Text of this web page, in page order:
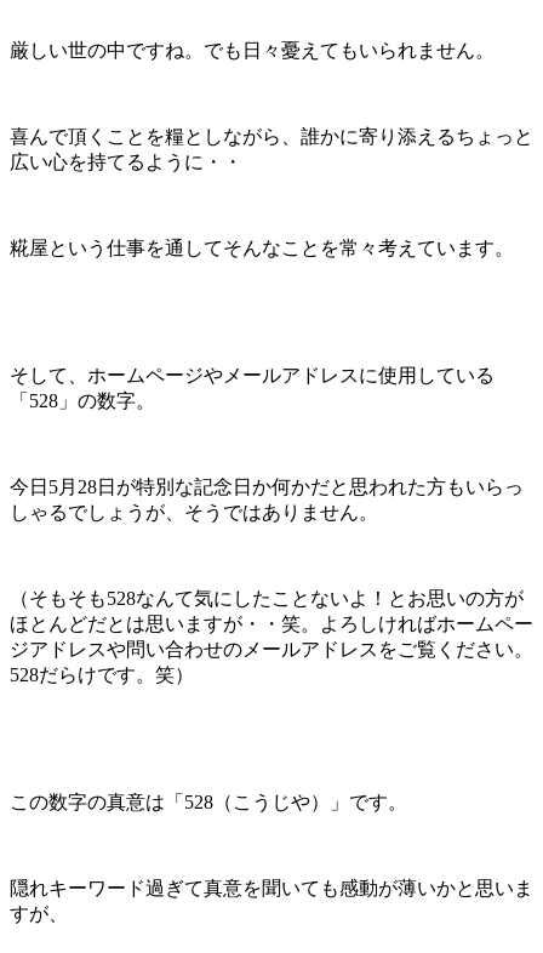
厳しい世の中ですね。でも日々憂えてもいられません。
喜んで頂くことを糧としながら、誰かに寄り添えるちょっと
広い心を持てるように・・
糀屋という仕事を通してそんなことを常々考えています。
そして、ホームページやメールアドレスに使用している
「528」の数字。
今日5月28日が特別な記念日か何かだと思われた方もいらっ
しゃるでしょうが、そうではありません。
（そもそも528なんて気にしたことないよ！とお思いの方が
ほとんどだとは思いますが・・笑。よろしければホームペー
ジアドレスや問い合わせのメールアドレスをご覧ください。
528だらけです。笑）
この数字の真意は「528（こうじや）」です。
隠れキーワード過ぎて真意を聞いても感動が薄いかと思いま
すが、